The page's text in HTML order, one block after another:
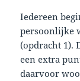
Iedereen
persoonlijke
(opdracht 1).
een extra
daarvoor